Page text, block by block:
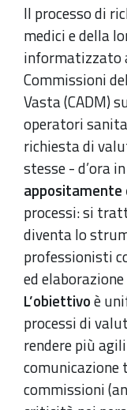
Il processo di
medici e della
informatizzato
Commissioni
Vasta (CADM)
operatori
richiesta di
stesse - d’ora
processi: si
diventa lo
professionisti
ed
L’obiettivoè
processi di
rendere più
comunicazione
commissioni